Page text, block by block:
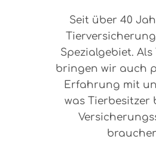
Seit über 40
Spezialgebiet.
bringen wir auch
Erfahrung mit
was Tierbesitzer